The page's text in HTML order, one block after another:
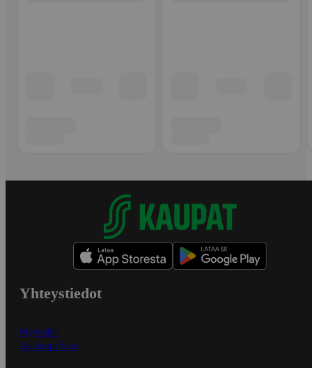
Yhteystiedot
Myymälät
Asiakaspalvelu